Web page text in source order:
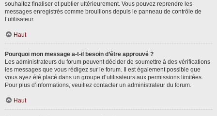
souhaitez finaliser et publier ultérieurement. Vous pouvez reprendre les
messages enregistrés comme brouillons depuis le panneau de contrôle de
l’utilisateur.
Haut
Pourquoi mon message a-t-il besoin d’être approuvé ?
Les administrateurs du forum peuvent décider de soumettre à des vérifications
les messages que vous rédigez sur le forum. Il est également possible que
vous ayez été placé dans un groupe d’utilisateurs aux permissions limitées.
Pour plus d’informations, veuillez contacter un administrateur du forum.
Haut